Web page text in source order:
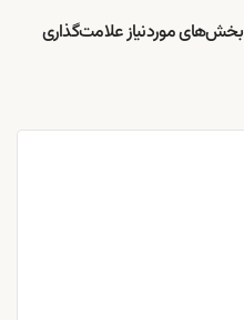
بخش‌های موردنیاز علامت‌گذاری